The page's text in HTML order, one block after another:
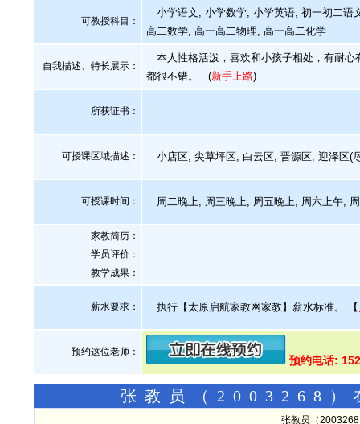
可教授科目：
小学语文, 小学数学, 小学英语, 初一初二语
高二数学, 高一高二物理, 高一高二化学
自我描述、特长展示 ：
本人性格活泼，喜欢和小孩子相处，有耐心
都很不错。
(新手上路)
所获证书 ：
可授课区域描述： 小店区, 尖草坪区, 白云区, 晋源区, 迎泽区(
可授课时间： 周二晚上, 周三晚上, 周五晚上, 周六上午,
家教简历：
学员评价：
教学成果：
薪水要求： 执行【太原启航家教网家教】薪水标准。 【
预约这位老师：
预约电话:
张教员（2003268）
张教员（